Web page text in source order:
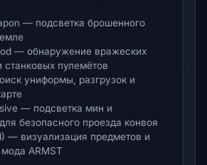
— подсветка брошенного
— обнаружение вражеских
станковых пулемётов
униформы, разгрузок и
— подсветка мин и
безопасного проезда конвоя
— визуализация предметов и
ARMST